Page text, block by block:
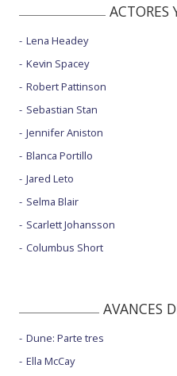
ACTORES
Lena Headey
Kevin Spacey
Robert Pattinson
Sebastian Stan
Jennifer Aniston
Blanca Portillo
Jared Leto
Selma Blair
Scarlett Johansson
Columbus Short
AVANCES
Dune: Parte tres
Ella McCay